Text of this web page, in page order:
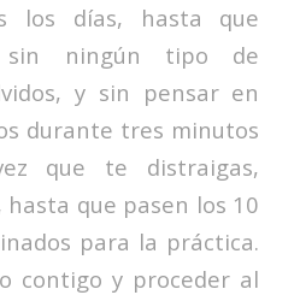
los días, hasta que
sin ningún tipo de
y sin pensar en
durante tres minutos
que te distraigas,
que pasen los 10
para la práctica.
contigo y proceder al